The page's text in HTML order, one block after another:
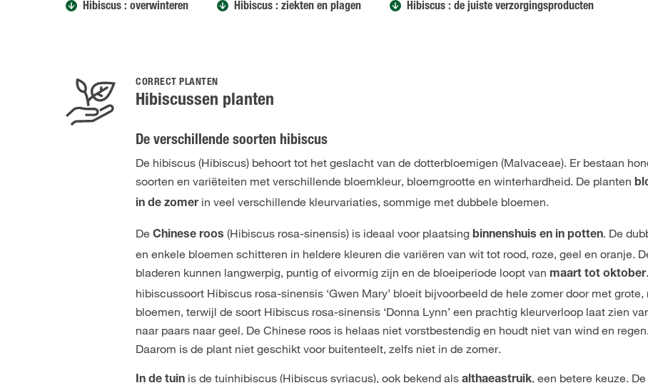
Hibiscus : overwinteren Hibiscus : ziekten en plagen Hibiscus : de juiste verzorgingsproducten
CORRECT PLANTEN
Hibiscussen planten
De verschillende soorten hibiscus
De hibiscus (Hibiscus) behoort tot het geslacht van de dotterbloemigen (Malvaceae). Er bestaan
soorten en variëteiten met verschillende bloemkleur, bloemgrootte en winterhardheid. De planten
in de zomerin veel verschillende kleurvariaties, sommige met dubbele bloemen.
DeChinese roos (Hibiscus rosa-sinensis) is ideaal voor plaatsingbinnenshuis en in potten. De
en enkele bloemen schitteren in heldere kleuren die variëren van wit tot rood, roze, geel en oranje.
bladeren kunnen langwerpig, puntig of eivormig zijn en de bloeiperiode loopt van maart tot oktober
hibiscussoort Hibiscus rosa-sinensis ‘Gwen Mary’ bloeit bijvoorbeeld de hele zomer door met grote,
bloemen, terwijl de soort Hibiscus rosa-sinensis ‘Donna Lynn’ een prachtig kleurverloop laat zien
naar paars naar geel. De Chinese roos is helaas niet vorstbestendig en houdt niet van wind en regen.
Daarom is de plant niet geschikt voor buitenteelt, zelfs niet in de zomer.
In de tuin is de tuinhibiscus (Hibiscus syriacus), ook bekend alsalthaeastruik, een betere keuze.